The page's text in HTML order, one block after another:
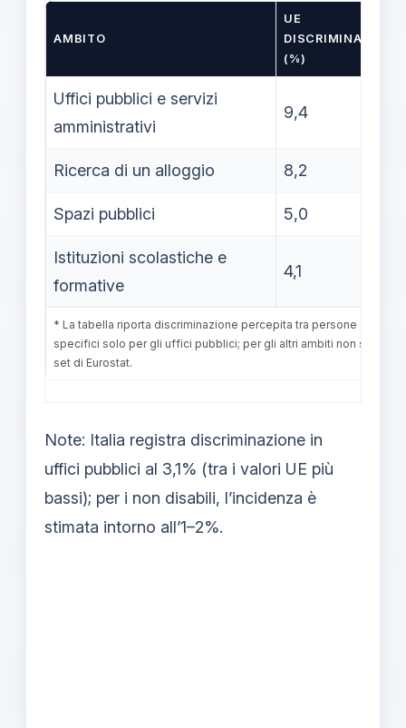
AMBITO
UE
DISCRIMINAZIONE
(%)
Uffici pubblici e servizi
amministrativi
9,4
Ricerca di un alloggio 8,2
Spazi pubblici 5,0
Istituzioni scolastiche e
formative
4,1
* La tabella riporta discriminazione percepita tra persone con
specifici solo per gli uffici pubblici; per gli altri ambiti non sono
set di Eurostat.
Note: Italia registra discriminazione in
uffici pubblici al 3,1% (tra i valori UE più
bassi); per i non disabili, l’incidenza è
stimata intorno all’1–2%.